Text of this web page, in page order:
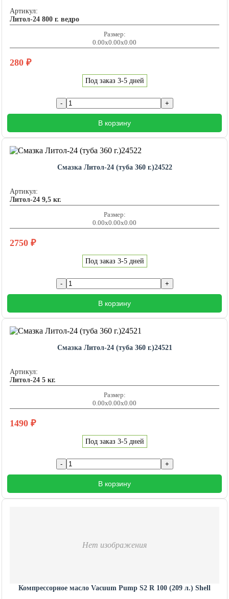
Артикул:
Литол-24 800 г. ведро
Размер:
0.00x0.00x0.00
280 ₽
Под заказ 3-5 дней
В корзину
Смазка Литол-24 (туба 360 г.)24522
Артикул:
Литол-24 9,5 кг.
Размер:
0.00x0.00x0.00
2750 ₽
Под заказ 3-5 дней
В корзину
Смазка Литол-24 (туба 360 г.)24521
Артикул:
Литол-24 5 кг.
Размер:
0.00x0.00x0.00
1490 ₽
Под заказ 3-5 дней
В корзину
Нет изображения
Компрессорное масло Vacuum Pump S2 R 100 (209 л.) Shell